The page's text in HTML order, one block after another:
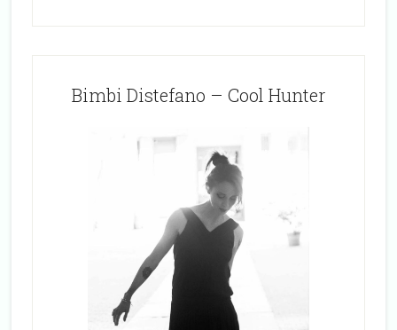
Bimbi Distefano – Cool Hunter